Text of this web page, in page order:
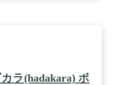
ル、ナイアシンアミド、セ
ィなスキンケア成分が注入
肌のための究極のセルフケ
ヒマラヤピンクソルトデイ
ォッシュで日常的なスキン
ださい。 / 皮膚科テスト、
ラ(hadakara) ボ